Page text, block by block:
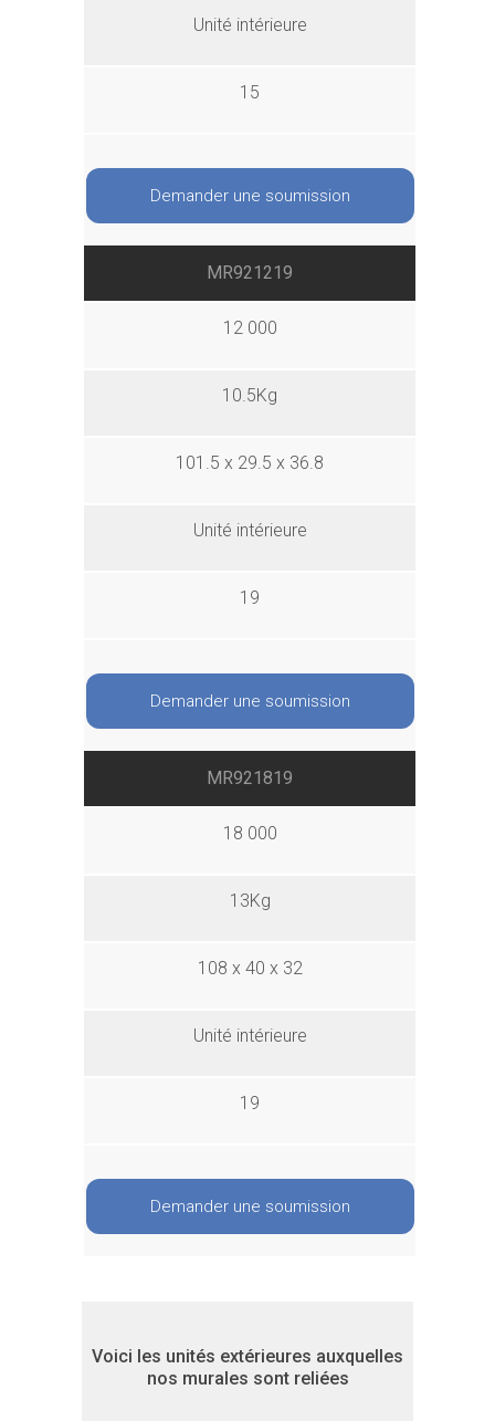
Unité intérieure
15
Demander une soumission
MR921219
12 000
10.5Kg
101.5 x 29.5 x 36.8
Unité intérieure
19
Demander une soumission
MR921819
18 000
13Kg
108 x 40 x 32
Unité intérieure
19
Demander une soumission
Voici les unités extérieures auxquelles
nos murales sont reliées